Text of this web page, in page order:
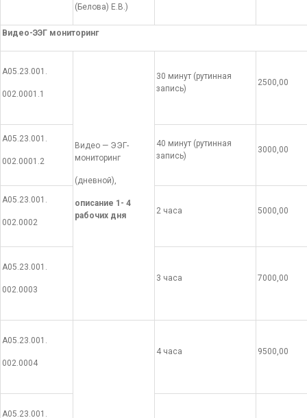
(Белова) Е.В.)
Видео-ЭЭГ мониторинг
А05.23.001.
002.0001.1
Видео — ЭЭГ-
мониторинг
(дневной),
описание 1- 4
рабочих дня
30 минут (рутинная
запись)
2500,00
А05.23.001.
002.0001.2
40 минут (рутинная
запись)
3000,00
А05.23.001.
002.0002
2 часа 5000,00
А05.23.001.
002.0003
3 часа 7000,00
А05.23.001.
002.0004
4 часа 9500,00
А05.23.001.